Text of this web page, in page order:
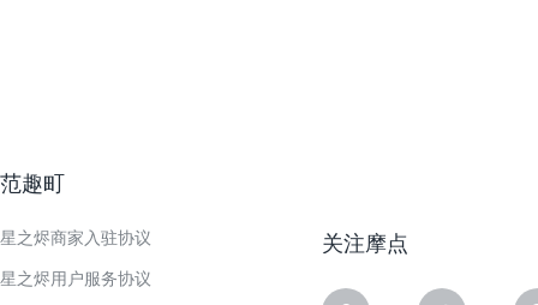
范趣町
星之烬商家入驻协议
星之烬用户服务协议
关注摩点